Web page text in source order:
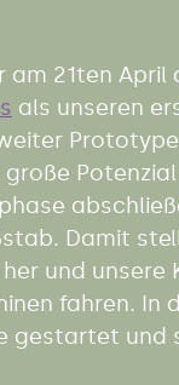
am 21ten April
als unseren
Damit
und unsere
fahren. In
gestartet und